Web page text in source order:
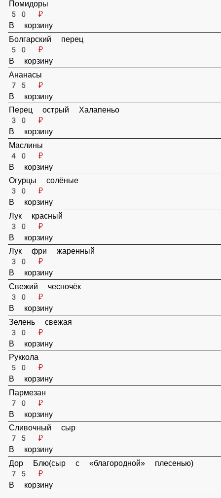
Грибы свежие
50 ₽
В корзину
Грибы жаренные
75 ₽
В корзину
Помидоры
50 ₽
В корзину
Болгарский перец
50 ₽
В корзину
Ананасы
75 ₽
В корзину
Перец острый Халапеньо
30 ₽
В корзину
Маслины
40 ₽
В корзину
Огурцы солёные
30 ₽
В корзину
Лук красный
30 ₽
В корзину
Лук фри жаренный
30 ₽
В корзину
Свежий чесночёк